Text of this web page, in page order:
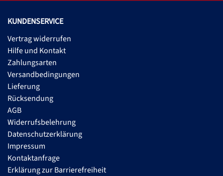
KUNDENSERVICE
Vertrag widerrufen
Hilfe und Kontakt
Zahlungsarten
Versandbedingungen
Lieferung
Rücksendung
AGB
Widerrufsbelehrung
Datenschutzerklärung
Impressum
Kontaktanfrage
Erklärung zur Barrierefreiheit